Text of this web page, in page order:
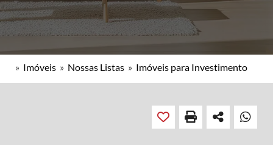
» Imóveis » Nossas Listas » Imóveis para Investimento